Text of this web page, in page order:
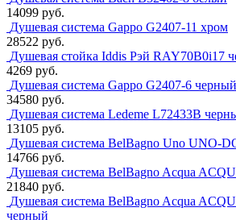
14099 руб.
Душевая система Gappo G2407-11 хром
28522 руб.
Душевая стойка Iddis Рэй RAY70B0i17
4269 руб.
Душевая система Gappo G2407-6 черный
34580 руб.
Душевая система Ledeme L72433B
13105 руб.
Душевая система BelBagno Uno UNO-
14766 руб.
Душевая система BelBagno Acqua
21840 руб.
Душевая система BelBagno Acqua
черный